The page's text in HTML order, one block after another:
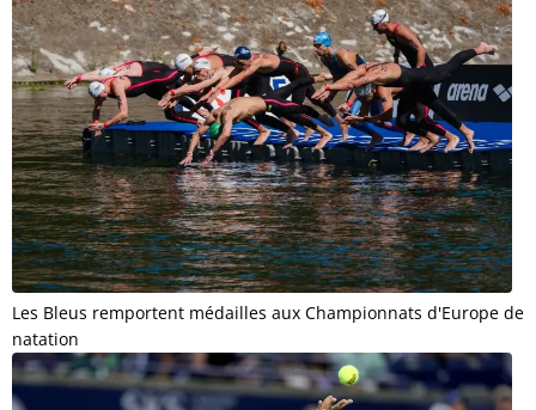
Les Bleus remportent médailles aux Championnats d'Europe de
natation